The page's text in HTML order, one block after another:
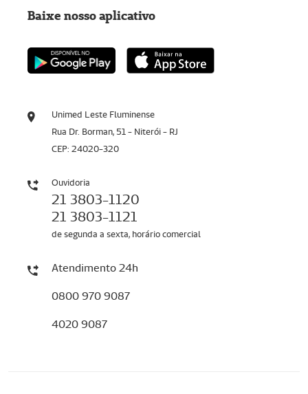
Unimed Leste Fluminense
Rua Dr. Borman, 51 - Niterói - RJ
CEP: 24020-320
Ouvidoria
21 3803-1120
21 3803-1121
de segunda a sexta, horário comercial
Atendimento 24h
0800 970 9087
4020 9087
Baixe nosso aplicativo